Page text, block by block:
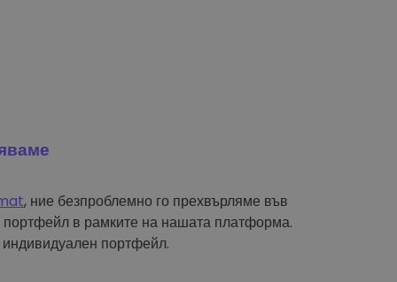
, ние безпроблемно го прехвърляме във
в рамките на нашата платформа.
портфейл.